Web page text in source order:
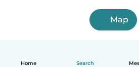
Home Search
Map